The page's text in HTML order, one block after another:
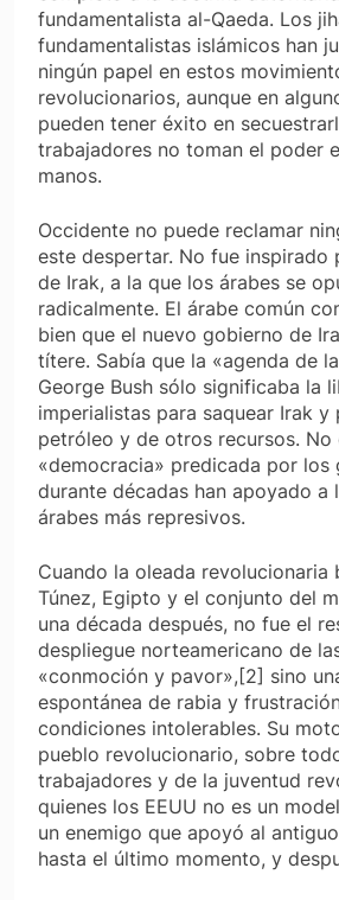
fundamentalista al-Qaeda. Los
fundamentalistas islámicos han
ningún papel en estos
revolucionarios, aunque en
pueden tener éxito en
trabajadores no toman el poder
manos.
Occidente no puede reclamar
este despertar. No fue inspirado
de Irak, a la que los árabes se
radicalmente. El árabe común
bien que el nuevo gobierno de
títere. Sabía que la «agenda de
George Bush sólo significaba la
imperialistas para saquear Irak y
petróleo y de otros recursos. No
«democracia» predicada por los
durante décadas han apoyado a
árabes más represivos.
Cuando la oleada revolucionaria
Túnez, Egipto y el conjunto del
una década después, no fue el
despliegue norteamericano de
«conmoción y pavor»,[2] sino
espontánea de rabia y
condiciones intolerables. Su
pueblo revolucionario, sobre
trabajadores y de la juventud
quienes los EEUU no es un
un enemigo que apoyó al
hasta el último momento, y